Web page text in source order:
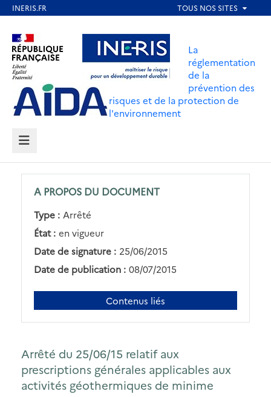
contenu
principal
Aller au contenu Aller au menu
Aller au pied de page
La
réglementation
de la
prévention des
risques et de la protection de
l'environnement
MENU
A PROPOS DU DOCUMENT
Type : Arrêté
État : en vigueur
Date de signature : 25/06/2015
Date de publication : 08/07/2015
Contenus liés
Arrêté du 25/06/15 relatif aux
prescriptions générales applicables aux
activités géothermiques de minime